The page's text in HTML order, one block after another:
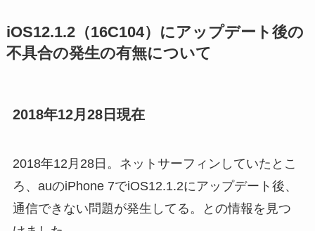
iOS12.1.2（16C104）にアップデート後の
不具合の発生の有無について
2018年12月28日現在
2018年12月28日。ネットサーフィンしていたとこ
ろ、auのiPhone 7でiOS12.1.2にアップデート後、
通信できない問題が発生してる。との情報を見つ